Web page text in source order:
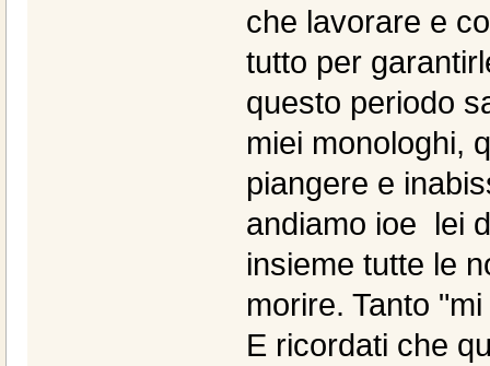
che lavorare e
tutto per
questo periodo
miei monologhi,
piangere e
andiamo ioe lei
insieme tutte le
morire. Tanto
E ricordati che